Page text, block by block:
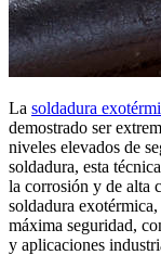
La soldadura
demostrado ser
niveles elevados de
soldadura, esta
la corrosión y de alta
soldadura
máxima seguridad,
y aplicaciones